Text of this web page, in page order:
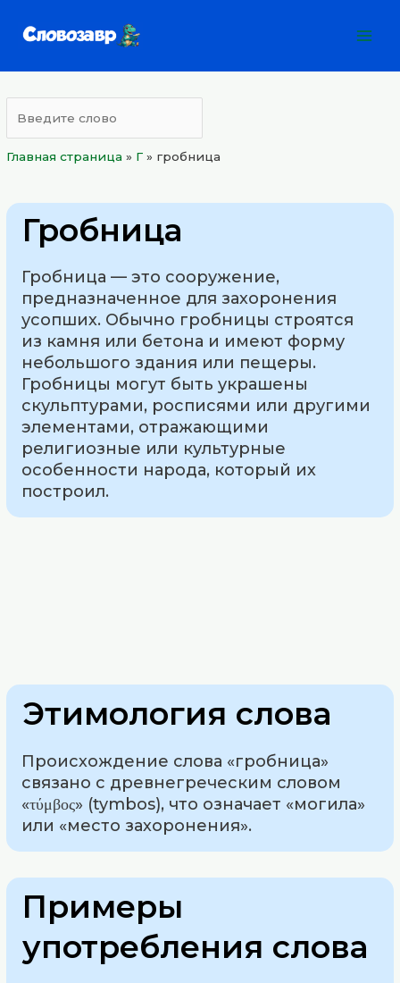
Главная страница » Г » гробница
Гробница
Гробница — это сооружение,
предназначенное для захоронения
усопших. Обычно гробницы строятся
из камня или бетона и имеют форму
небольшого здания или пещеры.
Гробницы могут быть украшены
скульптурами, росписями или другими
элементами, отражающими
религиозные или культурные
особенности народа, который их
построил.
Этимология слова
Происхождение слова «гробница»
связано с древнегреческим словом
«τύμβος» (tymbos), что означает «могила»
или «место захоронения».
Примеры
употребления слова